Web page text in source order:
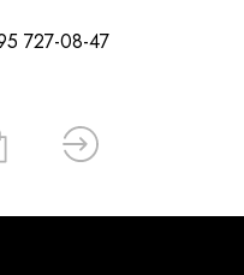
727-08-47
Вход